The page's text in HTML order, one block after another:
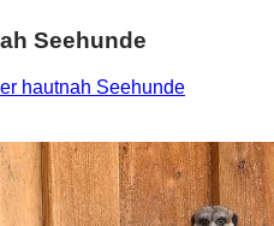
Seehunde
hautnah Seehunde